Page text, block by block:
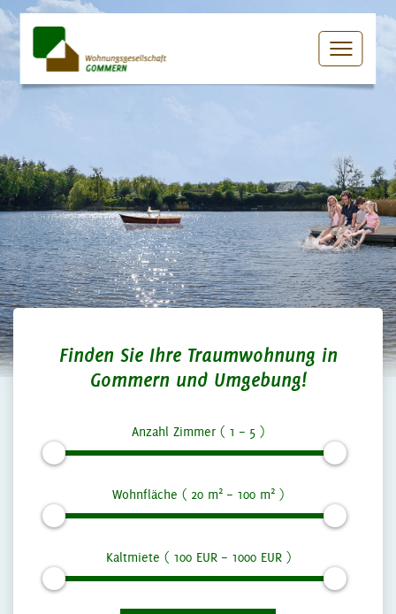
Finden Sie Ihre Traumwohnung in
Gommern und Umgebung!
Anzahl Zimmer ( 1 – 5 )
Wohnfläche ( 20 m2 – 100 m2 )
Kaltmiete ( 100EUR – 1000EUR )